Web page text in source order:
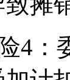
：委